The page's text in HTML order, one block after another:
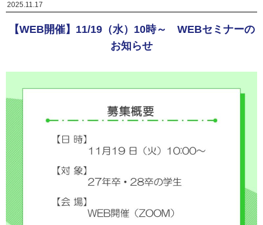
2025.11.17
【WEB開催】11/19（水）10時～ WEBセミナーの
お知らせ